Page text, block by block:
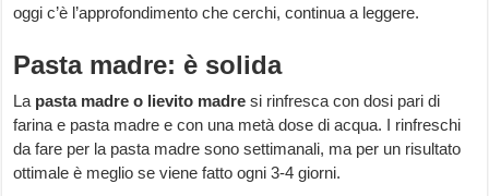
oggi c’è l’approfondimento che cerchi, continua a leggere.
Pasta madre: è solida
La pasta madre o lievito madre si rinfresca con dosi pari di
farina e pasta madre e con una metà dose di acqua. I rinfreschi
da fare per la pasta madre sono settimanali, ma per un risultato
ottimale è meglio se viene fatto ogni 3-4 giorni.